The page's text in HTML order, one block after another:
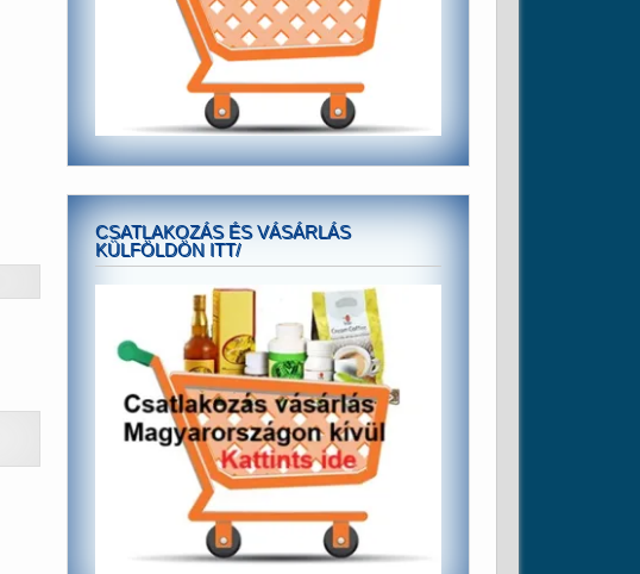
CSATLAKOZÁS ÉS VÁSÁRLÁS
KÜLFÖLDÖN ITT/